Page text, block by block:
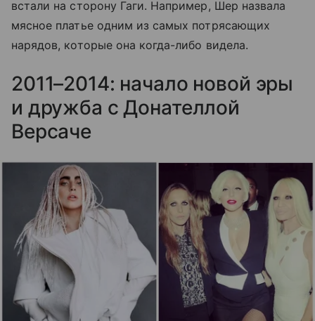
встали на сторону Гаги. Например, Шер назвала
мясное платье одним из самых потрясающих
нарядов, которые она когда-либо видела.
2011–2014: начало новой эры
и дружба с Донателлой
Версаче